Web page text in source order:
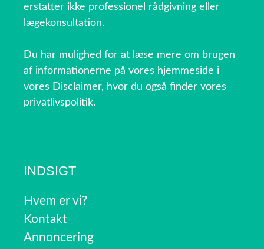
erstatter ikke professionel rådgivning eller
lægekonsultation.
Du har mulighed for at læse mere om brugen
af informationerne på vores hjemmeside i
vores Disclaimer, hvor du også finder vores
privatlivspolitik.
INDSIGT
Hvem er vi?
Kontakt
Annoncering